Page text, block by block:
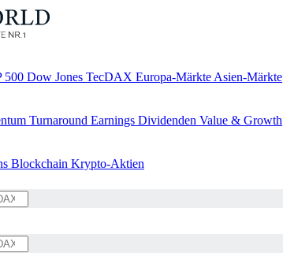
500 Dow Jones TecDAX Europa-Märkte Asien-Märkte
Turnaround Earnings Dividenden Value & Growth
Blockchain Krypto-Aktien